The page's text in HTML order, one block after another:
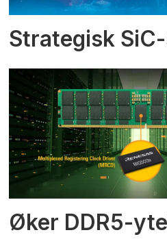
Strategisk
Øker DDR5-